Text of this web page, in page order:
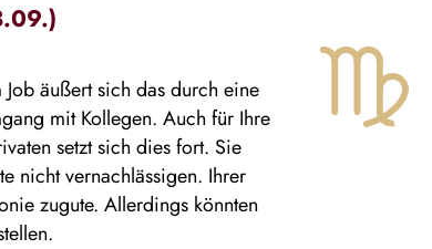
äußert sich das durch eine
mit Kollegen. Auch für Ihre
setzt sich dies fort. Sie
nicht vernachlässigen. Ihrer
zugute. Allerdings könnten